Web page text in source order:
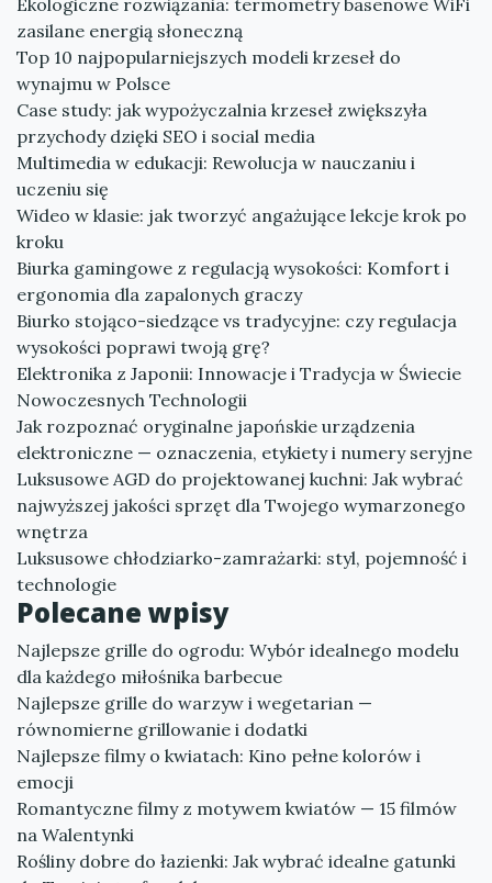
Ekologiczne rozwiązania: termometry basenowe WiFi
zasilane energią słoneczną
Top 10 najpopularniejszych modeli krzeseł do
wynajmu w Polsce
Case study: jak wypożyczalnia krzeseł zwiększyła
przychody dzięki SEO i social media
Multimedia w edukacji: Rewolucja w nauczaniu i
uczeniu się
Wideo w klasie: jak tworzyć angażujące lekcje krok po
kroku
Biurka gamingowe z regulacją wysokości: Komfort i
ergonomia dla zapalonych graczy
Biurko stojąco-siedzące vs tradycyjne: czy regulacja
wysokości poprawi twoją grę?
Elektronika z Japonii: Innowacje i Tradycja w Świecie
Nowoczesnych Technologii
Jak rozpoznać oryginalne japońskie urządzenia
elektroniczne — oznaczenia, etykiety i numery seryjne
Luksusowe AGD do projektowanej kuchni: Jak wybrać
najwyższej jakości sprzęt dla Twojego wymarzonego
wnętrza
Luksusowe chłodziarko-zamrażarki: styl, pojemność i
technologie
Polecane wpisy
Najlepsze grille do ogrodu: Wybór idealnego modelu
dla każdego miłośnika barbecue
Najlepsze grille do warzyw i wegetarian —
równomierne grillowanie i dodatki
Najlepsze filmy o kwiatach: Kino pełne kolorów i
emocji
Romantyczne filmy z motywem kwiatów — 15 filmów
na Walentynki
Rośliny dobre do łazienki: Jak wybrać idealne gatunki